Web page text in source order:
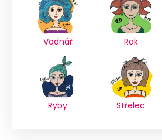
Vodnář Rak
Ryby Střelec